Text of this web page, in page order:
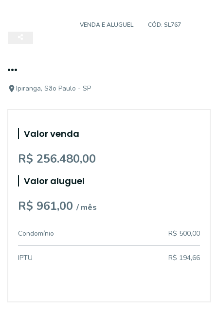
VENDA E ALUGUEL CÓD: SL767
...
Ipiranga, São Paulo - SP
Valor venda
R$ 256.480,00
Valor aluguel
R$ 961,00 / mês
Condomínio R$ 500,00
IPTU R$ 194,66